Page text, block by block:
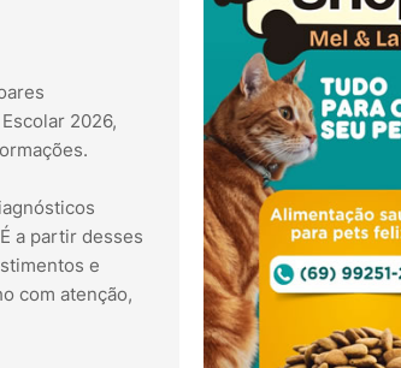
2026,
a partir desses
e
com atenção,